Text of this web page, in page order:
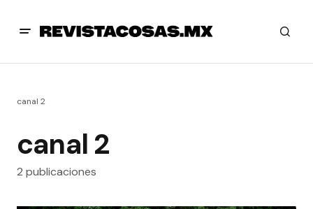
canal 2
canal 2
2 publicaciones